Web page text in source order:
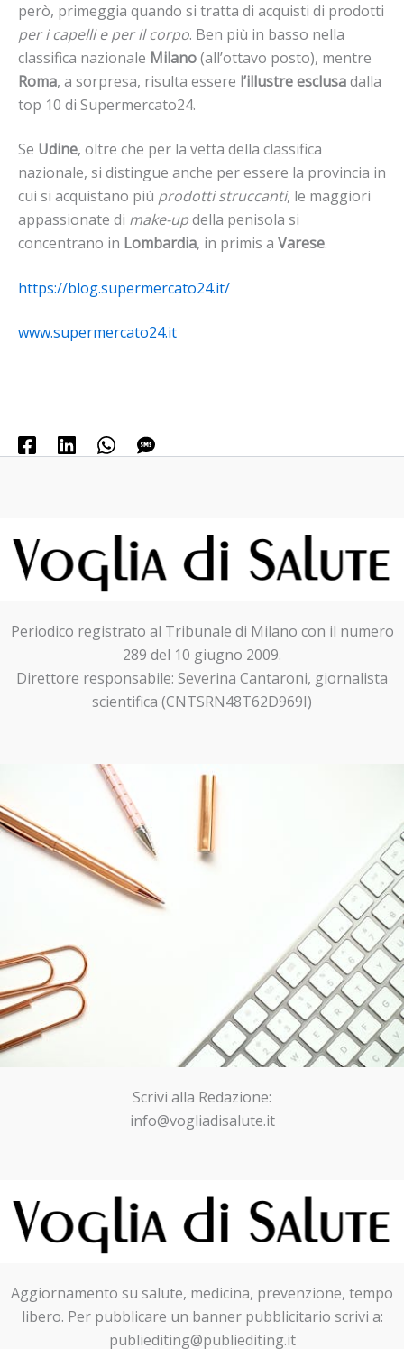
però, primeggia quando si tratta di acquisti di prodotti
per i capelli e per il corpo. Ben più in basso nella
classifica nazionale Milano(all’ottavo posto), mentre
Roma, a sorpresa, risulta essere l’illustre esclusadalla
top 10 di Supermercato24.
Se Udine, oltre che per la vetta della classifica
nazionale, si distingue anche per essere la provincia in
cui si acquistano più prodotti struccanti, le maggiori
appassionate di make-updella penisola si
concentrano in Lombardia, in primis a Varese.
https://blog.supermercato24.it/
www.supermercato24.it
Periodico registrato al Tribunale di Milano con il numero
289 del 10 giugno 2009.
Direttore responsabile: Severina Cantaroni, giornalista
scientifica (CNTSRN48T62D969I)
Scrivi alla Redazione:
info@vogliadisalute.it
Aggiornamento su salute, medicina, prevenzione, tempo
libero. Per pubblicare un banner pubblicitario scrivi a:
publiediting@publiediting.it